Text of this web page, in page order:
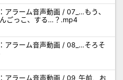
ラーム音声動画 / 07_…もう、
ごっこ、する…？.mp4
アラーム音声動画 / 08_…そろそ
アラーム音声動画 / 09_午前、お